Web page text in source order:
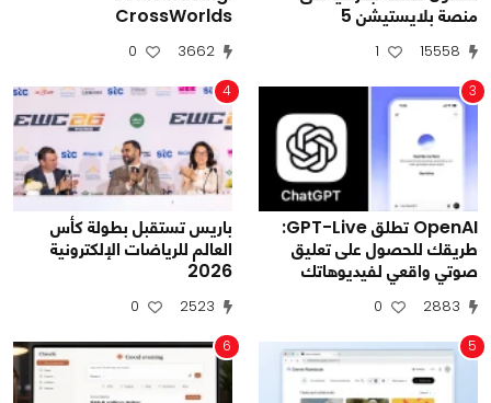
منصة بلايستيشن 5
15558
1
CrossWorlds
3662
0
3
OpenAI تطلق GPT-Live:
طريقك للحصول على تعليق
صوتي واقعي لفيديوهاتك
2883
0
4
باريس تستقبل بطولة كأس
العالم للرياضات الإلكترونية
2026
2523
0
5
6